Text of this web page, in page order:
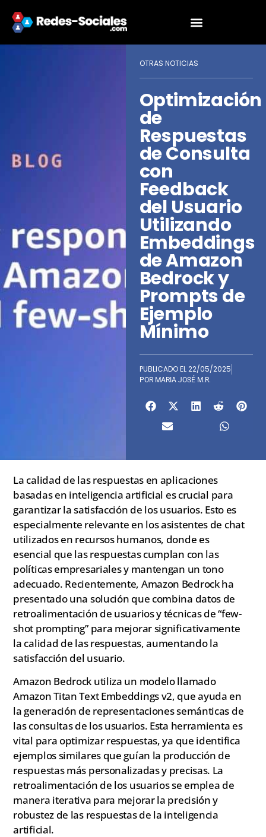
OTRAS NOTICIAS
Optimización
de
Respuestas
de Consulta
con
Feedback
del Usuario
Utilizando
Embeddings
de Amazon
Bedrock y
Prompts de
Ejemplo
Mínimo
PUBLICADO EL22/05/2025
POR MARIA JOSÉ M.R.
La calidad de las respuestas en aplicaciones
basadas en inteligencia artificial es crucial para
garantizar la satisfacción de los usuarios. Esto es
especialmente relevante en los asistentes de chat
utilizados en recursos humanos, donde es
esencial que las respuestas cumplan con las
políticas empresariales y mantengan un tono
adecuado. Recientemente, Amazon Bedrock ha
presentado una solución que combina datos de
retroalimentación de usuarios y técnicas de “few-
shot prompting” para mejorar significativamente
la calidad de las respuestas, aumentando la
satisfacción del usuario.
Amazon Bedrock utiliza un modelo llamado
Amazon Titan Text Embeddings v2, que ayuda en
la generación de representaciones semánticas de
las consultas de los usuarios. Esta herramienta es
vital para optimizar respuestas, ya que identifica
ejemplos similares que guían la producción de
respuestas más personalizadas y precisas. La
retroalimentación de los usuarios se emplea de
manera iterativa para mejorar la precisión y
robustez de las respuestas de la inteligencia
artificial.